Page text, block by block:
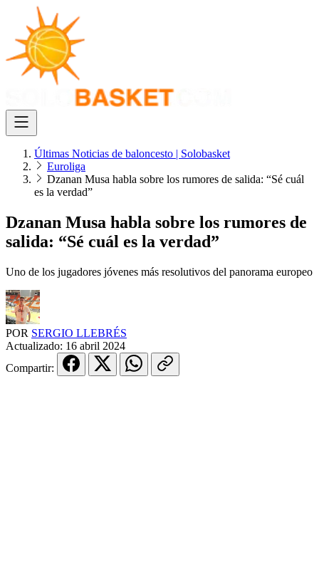
Últimas Noticias de baloncesto | Solobasket
Euroliga
Dzanan Musa habla sobre los rumores de salida: “Sé cuál
es la verdad”
Dzanan Musa habla sobre los rumores de
salida: “Sé cuál es la verdad”
Uno de los jugadores jóvenes más resolutivos del panorama europeo
POR SERGIO LLEBRÉS
Actualizado: 16 abril 2024
Compartir: